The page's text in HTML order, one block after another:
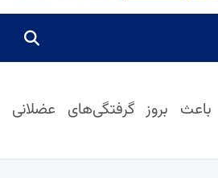
بروز گرفتگی‌های عضلانی